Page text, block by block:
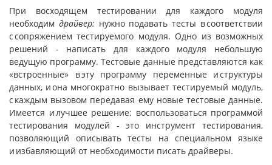
При восходящем тестировании для каждого модуля
необходим драйвер: нужно подавать тесты в соответствии
с сопряжением тестируемого модуля. Одно из возможных
решений - написать для каждого модуля небольшую
ведущую программу. Тестовые данные представляются как
«встроенные» в эту программу переменные и структуры
данных, и она многократно вызывает тестируемый модуль,
с каждым вызовом передавая ему новые тестовые данные.
Имеется и лучшее решение: воспользоваться программой
тестирования модулей - это инструмент тестирования,
позволяющий описывать тесты на специальном языке
и избавляющий от необходимости писать драйверы.